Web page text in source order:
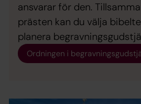
ansvarar för den.
prästen kan du välja
planera
Ordningen i